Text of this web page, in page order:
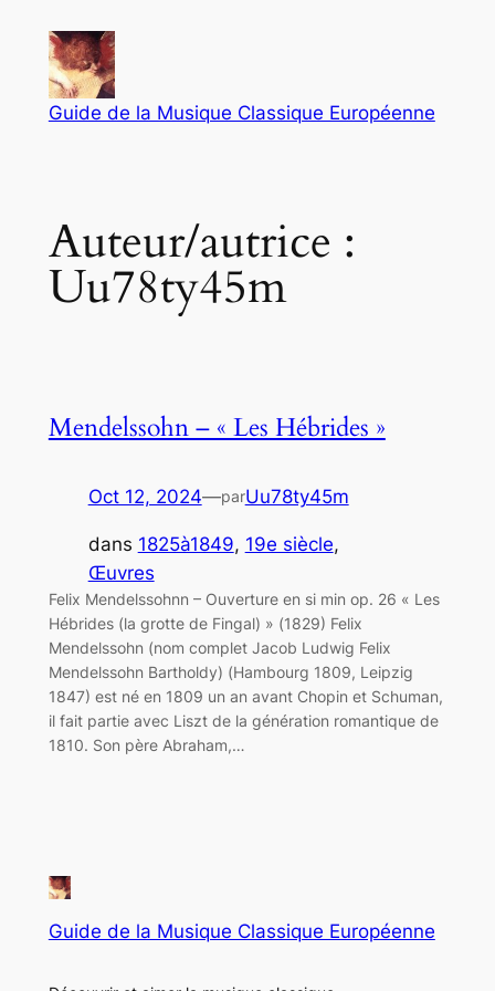
contenu
Guide de la Musique Classique Européenne
Auteur/autrice :
Uu78ty45m
Mendelssohn – « Les Hébrides »
Oct 12, 2024—parUu78ty45m
dans 1825à1849, 19e siècle
Œuvres
Felix Mendelssohnn – Ouverture en si min op. 26 « Les
Hébrides (la grotte de Fingal) » (1829) Felix
Mendelssohn (nom complet Jacob Ludwig Felix
Mendelssohn Bartholdy) (Hambourg 1809, Leipzig
1847) est né en 1809 un an avant Chopin et Schuman,
il fait partie avec Liszt de la génération romantique de
1810. Son père Abraham,…
Guide de la Musique Classique Européenne